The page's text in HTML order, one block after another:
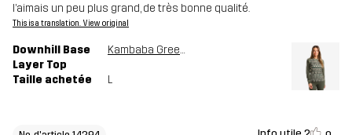
l’aimais un peu plus grand, de très bonne qualité.
This is a translation. View original
Downhill Base
Layer Top
Kambaba Green/Lemon Grass
Taille achetée L